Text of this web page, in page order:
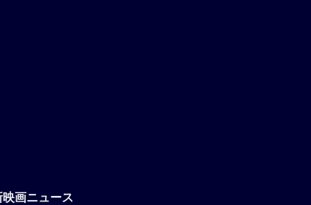
映画ニュース